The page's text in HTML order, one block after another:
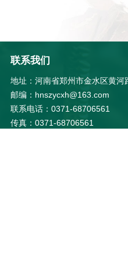
联系我们
地址：河南省郑州市金水区黄
邮编：hnszycxh@163.com
联系电话：0371-68706561
传真：0371-68706561